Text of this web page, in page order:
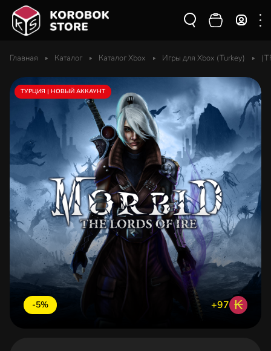
Главная Каталог Каталог Xbox Игры для Xbox (Turkey)
-5% +97 ₭
ТУРЦИЯ | НОВЫЙ АККАУНТ